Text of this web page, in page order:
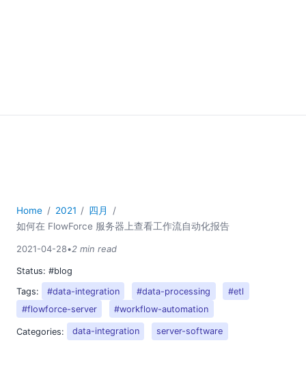
Home 2021
四月
如何在 FlowForce 服务器上查看工作流自动化报告
2021-04-28•2 min read
Status: #blog
Tags:
#data-integration #data-processing
#etl
#flowforce-server
#workflow-automation
Categories: data-integration server-software